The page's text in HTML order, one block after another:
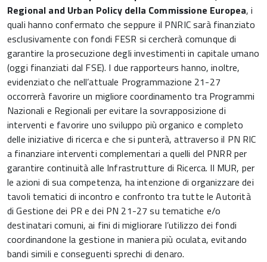
Regional and Urban Policy della Commissione Europea, i
quali hanno confermato che seppure il PNRIC sarà finanziato
esclusivamente con fondi FESR si cercherà comunque di
garantire la prosecuzione degli investimenti in capitale umano
(oggi finanziati dal FSE). I due rapporteurs hanno, inoltre,
evidenziato che nell’attuale Programmazione 21-27
occorrerà favorire un migliore coordinamento tra Programmi
Nazionali e Regionali per evitare la sovrapposizione di
interventi e favorire uno sviluppo più organico e completo
delle iniziative di ricerca e che si punterà, attraverso il PN RIC
a finanziare interventi complementari a quelli del PNRR per
garantire continuità alle Infrastrutture di Ricerca. Il MUR, per
le azioni di sua competenza, ha intenzione di organizzare dei
tavoli tematici di incontro e confronto tra tutte le Autorità
di Gestione dei PR e dei PN 21-27 su tematiche e/o
destinatari comuni, ai fini di migliorare l’utilizzo dei fondi
coordinandone la gestione in maniera più oculata, evitando
bandi simili e conseguenti sprechi di denaro.